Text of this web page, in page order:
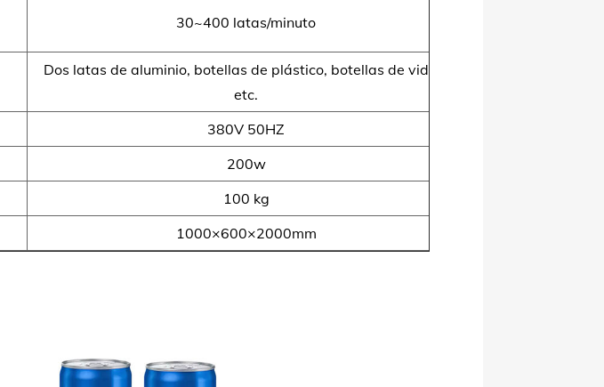
30~400 latas/minuto
Dos latas de aluminio, botellas de plástico, botellas de vidrio,
etc.
380V 50HZ
200w
100 kg
1000×600×2000mm